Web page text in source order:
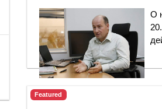
О
Featured